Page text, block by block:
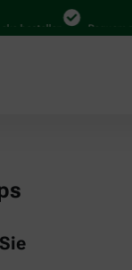
Bequem